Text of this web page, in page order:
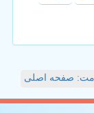
صفحه اصلی